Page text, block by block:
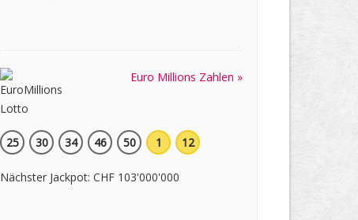
Euro Millions Zahlen »
25 30 34 46 50 1 12
Nächster Jackpot: CHF 103'000'000